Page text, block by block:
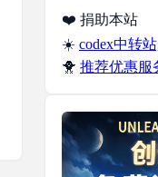
❤️ 捐助本站
☀️ codex中转
🐥 推荐优惠服